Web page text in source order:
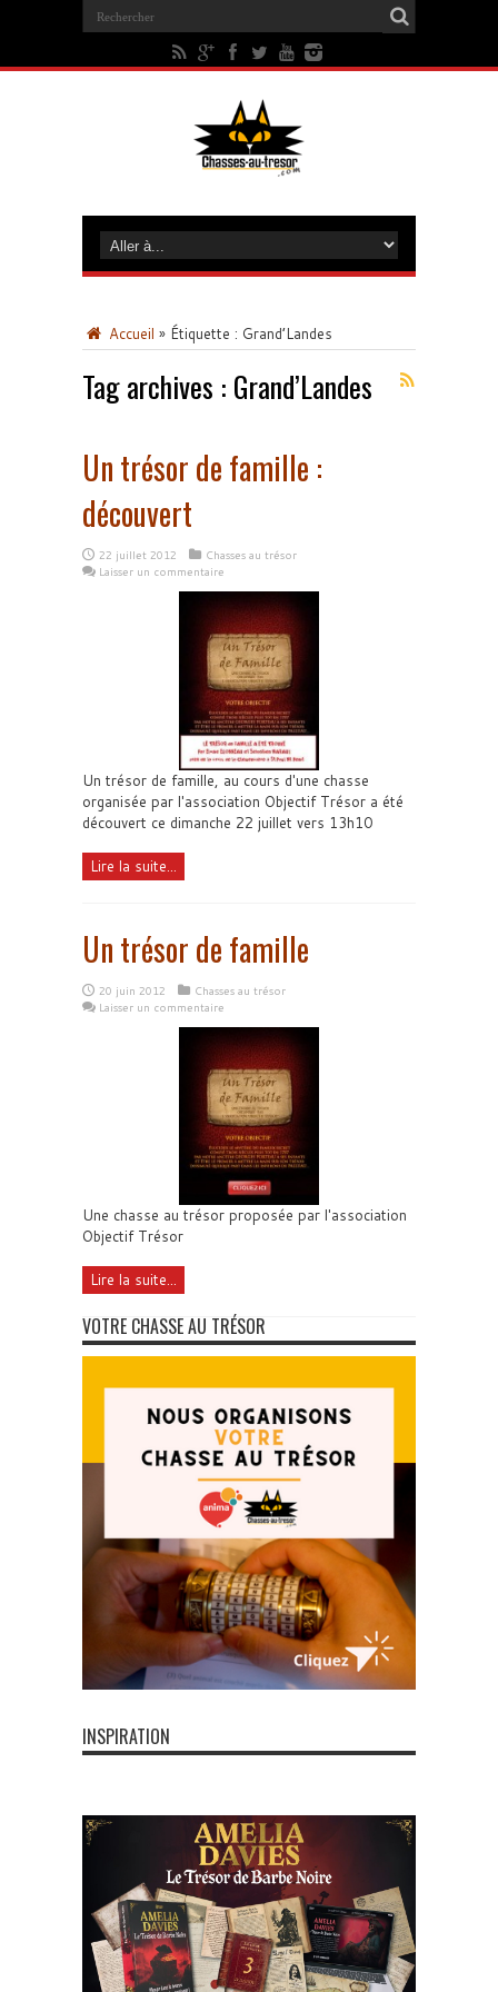
Accueil » Étiquette : Grand’Landes
Tag archives : Grand’Landes
Un trésor de famille :
découvert
22 juillet 2012
Chasses au trésor
Laisser un commentaire
Un trésor de famille, au cours d'une chasse
organisée par l'association Objectif Trésor a été
découvert ce dimanche 22 juillet vers 13h10
Lire la suite...
Un trésor de famille
20 juin 2012
Chasses au trésor
Laisser un commentaire
Une chasse au trésor proposée par l'association
Objectif Trésor
Lire la suite...
VOTRE CHASSE AU TRÉSOR
INSPIRATION